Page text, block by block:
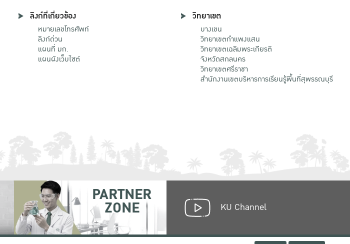
ลิงก์ที่เกี่ยวข้อง
หมายเลขโทรศัพท์
ลิงก์ด่วน
แผนที่ มก.
แผนผังเว็บไซต์
วิทยาเขต
บางเขน
วิทยาเขตกําแพงแสน
วิทยาเขตเฉลิมพระเกียรติ
จังหวัดสกลนคร
วิทยาเขตศรีราชา
สำนักงานเขตบริหารการเรียนรู้พื้นที่สุพรรณบุรี
PARTNER
ZONE KU Channel